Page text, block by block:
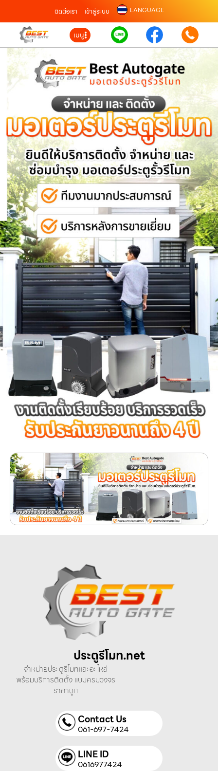
ติดต่อเรา เข้าสู่ระบบ LANGUAGE
เมนู
ประตูรีโมท.net
จำหน่ายประตูรีโมทและอะไหล่
พร้อมบริการติดตั้ง แบบครบวงจร
ราคาถูก
Contact Us
061-697-7424
LINE ID
0616977424